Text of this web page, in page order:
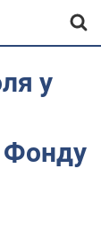
у
Фонду